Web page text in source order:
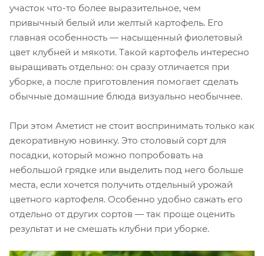
участок что-то более выразительное, чем
привычный белый или желтый картофель. Его
главная особенность — насыщенный фиолетовый
цвет клубней и мякоти. Такой картофель интересно
выращивать отдельно: он сразу отличается при
уборке, а после приготовления помогает сделать
обычные домашние блюда визуально необычнее.
При этом Аметист не стоит воспринимать только как
декоративную новинку. Это столовый сорт для
посадки, который можно попробовать на
небольшой грядке или выделить под него больше
места, если хочется получить отдельный урожай
цветного картофеля. Особенно удобно сажать его
отдельно от других сортов — так проще оценить
результат и не смешать клубни при уборке.